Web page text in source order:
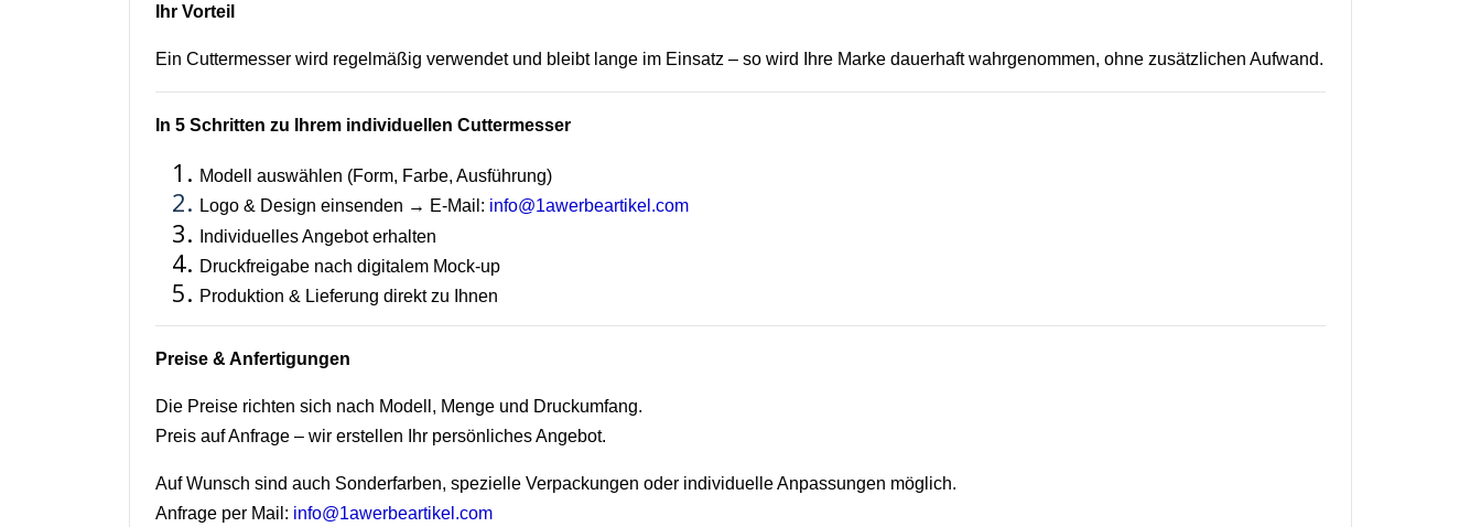
Ihr Vorteil
Ein Cuttermesser wird regelmäßig verwendet und bleibt lange im Einsatz – so wird Ihre Marke dauerhaft wahrgenommen, ohne zusätzlichen Aufwand.
In 5 Schritten zu Ihrem individuellen Cuttermesser
Modell auswählen (Form, Farbe, Ausführung)
Logo & Design einsenden → E-Mail: info@1awerbeartikel.com
Individuelles Angebot erhalten
Druckfreigabe nach digitalem Mock-up
Produktion & Lieferung direkt zu Ihnen
Preise & Anfertigungen
Die Preise richten sich nach Modell, Menge und Druckumfang.
Preis auf Anfrage – wir erstellen Ihr persönliches Angebot.
Auf Wunsch sind auch Sonderfarben, spezielle Verpackungen oder individuelle Anpassungen möglich.
Anfrage per Mail: info@1awerbeartikel.com